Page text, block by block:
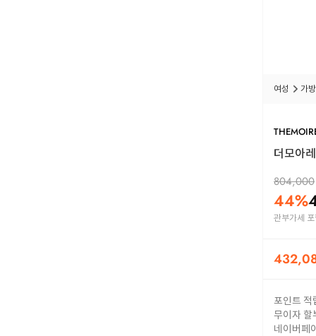
여성 가방
더모아
804,000
44%
관부가세
포인트 적
무이자 할
네이버페